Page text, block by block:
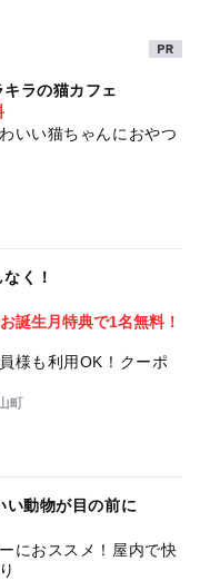
ください。
もOK
カラオケ
ラの猫カフェ
いい猫ちゃんにおやつ
く！
誕生月特典で1名無料！
様も利用OK！クーポ
町
い動物が目の前に
におススメ！屋内で快